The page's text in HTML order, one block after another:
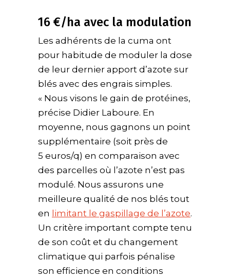
16 €/ha avec la modulation
Les adhérents de la cuma ont
pour habitude de moduler la dose
de leur dernier apport d’azote sur
blés avec des engrais simples.
« Nous visons le gain de protéines,
précise Didier Laboure. En
moyenne, nous gagnons un point
supplémentaire (soit près de
5 euros/q) en comparaison avec
des parcelles où l’azote n’est pas
modulé. Nous assurons une
meilleure qualité de nos blés tout
en limitant le gaspillage de l’azote.
Un critère important compte tenu
de son coût et du changement
climatique qui parfois pénalise
son efficience en conditions